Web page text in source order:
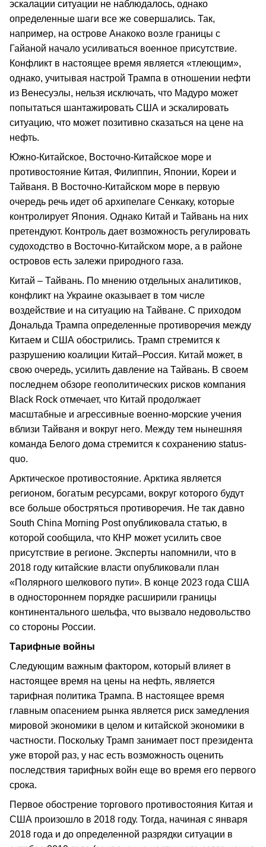
эскалации ситуации не наблюдалось, однако
определенные шаги все же совершались. Так,
например, на острове Анакоко возле границы с
Гайаной начало усиливаться военное присутствие.
Конфликт в настоящее время является «тлеющим»,
однако, учитывая настрой Трампа в отношении нефти
из Венесуэлы, нельзя исключать, что Мадуро может
попытаться шантажировать США и эскалировать
ситуацию, что может позитивно сказаться на цене на
нефть.
Южно-Китайское, Восточно-Китайское море и
противостояние Китая, Филиппин, Японии, Кореи и
Тайваня. В Восточно-Китайском море в первую
очередь речь идет об архипелаге Сенкаку, которые
контролирует Япония. Однако Китай и Тайвань на них
претендуют. Контроль дает возможность регулировать
судоходство в Восточно-Китайском море, а в районе
островов есть залежи природного газа.
Китай – Тайвань. По мнению отдельных аналитиков,
конфликт на Украине оказывает в том числе
воздействие и на ситуацию на Тайване. С приходом
Дональда Трампа определенные противоречия между
Китаем и США обострились. Трамп стремится к
разрушению коалиции Китай–Россия. Китай может, в
свою очередь, усилить давление на Тайвань. В своем
последнем обзоре геополитических рисков компания
Black Rock отмечает, что Китай продолжает
масштабные и агрессивные военно-морские учения
вблизи Тайваня и вокруг него. Между тем нынешняя
команда Белого дома стремится к сохранению status-
quo.
Арктическое противостояние. Арктика является
регионом, богатым ресурсами, вокруг которого будут
все больше обостряться противоречия. Не так давно
South China Morning Post опубликовала статью, в
которой сообщила, что КНР может усилить свое
присутствие в регионе. Эксперты напомнили, что в
2018 году китайские власти опубликовали план
«Полярного шелкового пути». В конце 2023 года США
в одностороннем порядке расширили границы
континентального шельфа, что вызвало недовольство
со стороны России.
Тарифные войны
Следующим важным фактором, который влияет в
настоящее время на цены на нефть, является
тарифная политика Трампа. В настоящее время
главным опасением рынка является риск замедления
мировой экономики в целом и китайской экономики в
частности. Поскольку Трамп занимает пост президента
уже второй раз, у нас есть возможность оценить
последствия тарифных войн еще во время его первого
срока.
Первое обострение торгового противостояния Китая и
США произошло в 2018 году. Тогда, начиная с января
2018 года и до определенной разрядки ситуации в